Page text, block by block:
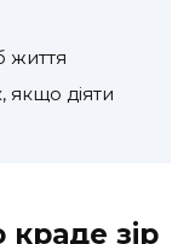
життя
якщо діяти
зір